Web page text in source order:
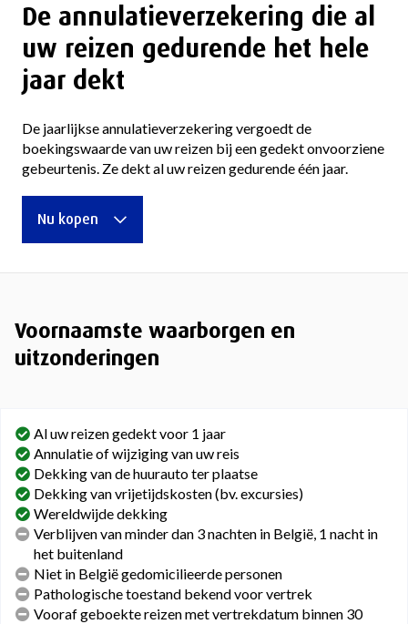
De annulatieverzekering die al
uw reizen gedurende het hele
jaar dekt
De jaarlijkse annulatieverzekering vergoedt de
boekingswaarde van uw reizen bij een gedekt onvoorziene
gebeurtenis. Ze dekt al uw reizen gedurende één jaar.
Nu kopen
Voornaamste waarborgen en
uitzonderingen
Al uw reizen gedekt voor 1 jaar
Annulatie of wijziging van uw reis
Dekking van de huurauto ter plaatse
Dekking van vrijetijdskosten (bv. excursies)
Wereldwijde dekking
Verblijven van minder dan 3 nachten in België, 1 nacht in
het buitenland
Niet in België gedomicilieerde personen
Pathologische toestand bekend voor vertrek
Vooraf geboekte reizen met vertrekdatum binnen 30